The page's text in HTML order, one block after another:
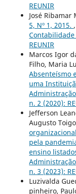
REUNIR
José Ribamar
5, Nº 1, 2015. ,
Contabilidade
REUNIR
Marcos Igor
Filho, Maria
Absenteísmo
uma
n. 2 (2020):
Jefferson
Augusto
pela
ensino
n. 3 (2023):
Luzivalda
pinheiro,